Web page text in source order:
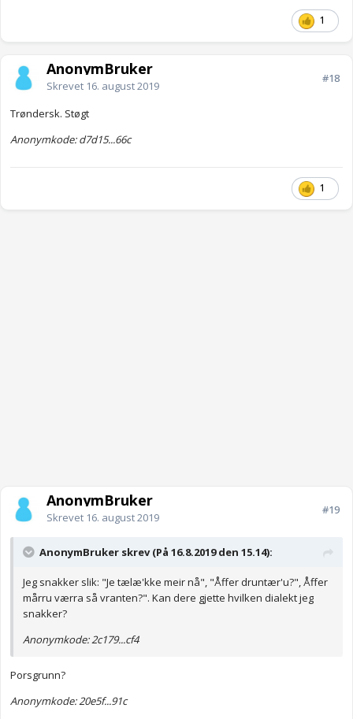
1
AnonymBruker
Skrevet 16. august 2019
#18
Trøndersk. Støgt
Anonymkode: d7d15...66c
1
AnonymBruker
Skrevet 16. august 2019
#19
AnonymBruker skrev (På 16.8.2019 den 15.14):
Jeg snakker slik: "Je tælæ'kke meir nå", "Åffer druntær'u?", Åffer
mårru værra så vranten?". Kan dere gjette hvilken dialekt jeg
snakker?
Anonymkode: 2c179...cf4
Porsgrunn?
Anonymkode: 20e5f...91c